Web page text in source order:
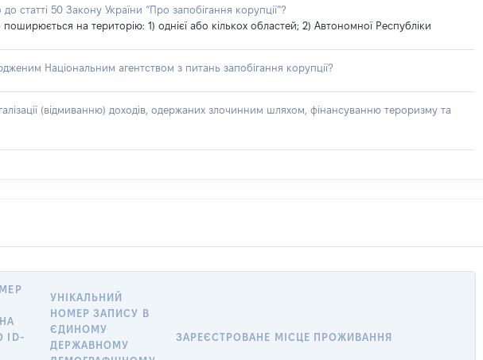
статті 50 Закону України “Про запобігання корупції”?
на територію: 1) однієї або кількох областей; 2) Автономної Республіки
Національним агентством з питань запобігання корупції?
(відмиванню) доходів, одержаних злочинним шляхом, фінансуванню тероризму та
ID-
УНІКАЛЬНИЙ
НОМЕР ЗАПИСУ В
ЄДИНОМУ
ДЕРЖАВНОМУ
ЗАРЕЄСТРОВАНЕ МІСЦЕ ПРОЖИВАННЯ